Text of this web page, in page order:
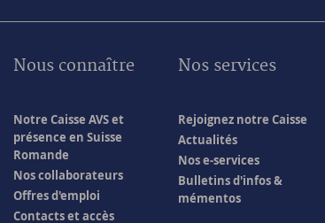
Nous connaître
Notre Caisse AVS et
présence en Suisse
Romande
Nos collaborateurs
Offres d'emploi
Contacts et accès
Nos services
Rejoignez notre Caisse
Actualités
Nos e-services
Bulletins d'infos &
mémentos